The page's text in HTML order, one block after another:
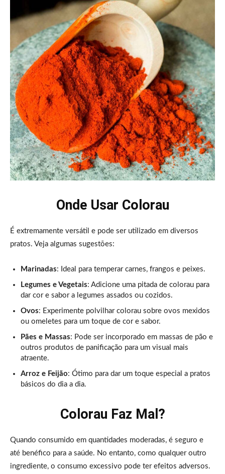
Onde Usar Colorau
É extremamente versátil e pode ser utilizado em diversos
pratos. Veja algumas sugestões:
Marinadas: Ideal para temperar carnes, frangos e peixes.
Legumes e Vegetais: Adicione uma pitada de colorau para
dar cor e sabor a legumes assados ou cozidos.
Ovos: Experimente polvilhar colorau sobre ovos mexidos
ou omeletes para um toque de cor e sabor.
Pães e Massas: Pode ser incorporado em massas de pão e
outros produtos de panificação para um visual mais
atraente.
Arroz e Feijão: Ótimo para dar um toque especial a pratos
básicos do dia a dia.
Colorau Faz Mal?
Quando consumido em quantidades moderadas, é seguro e
até benéfico para a saúde. No entanto, como qualquer outro
ingrediente, o consumo excessivo pode ter efeitos adversos.